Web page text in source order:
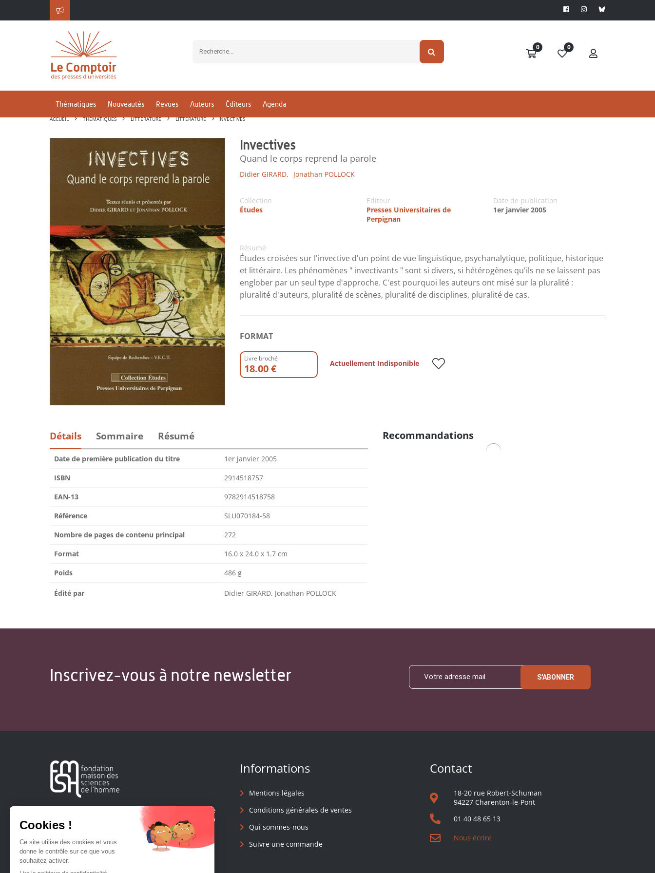
0 0
Thématiques Nouveautés Revues Auteurs Éditeurs Agenda
ACCUEIL THÉMATIQUES LITTÉRATURE LITTÉRATURE INVECTIVES
Invectives
Quand le corps reprend la parole
Didier GIRARD, Jonathan POLLOCK
Collection
Études
Editeur
Presses Universitaires de
Perpignan
Date de publication
1er janvier 2005
Résumé
Études croisées sur l'invective d'un point de vue linguistique, psychanalytique, politique, historique
et littéraire. Les phénomènes " invectivants " sont si divers, si hétérogènes qu'ils ne se laissent pas
englober par un seul type d'approche. C'est pourquoi les auteurs ont misé sur la pluralité :
pluralité d'auteurs, pluralité de scènes, pluralité de disciplines, pluralité de cas.
FORMAT
Livre broché
18.00 € Actuellement Indisponible
Détails Sommaire Résumé
Date de première publication du titre 1er janvier 2005
ISBN 2914518757
EAN-13 9782914518758
Référence SLU070184-58
Nombre de pages de contenu principal 272
Format 16.0 x 24.0 x 1.7 cm
Poids 486 g
Édité par Didier GIRARD, Jonathan POLLOCK
Recommandations
Inscrivez-vous à notre newsletter S'ABONNER
Créée en 1963, la Fondation Maison Sciences de l'Homme
soutient la recherche et la diffusion des connaissances en
sciences humaines et sociales.
Informations
Mentions légales
Conditions générales de ventes
Qui sommes-nous
Suivre une commande
Contact
18-20 rue Robert-Schuman
94227 Charenton-le-Pont
01 40 48 65 13
Nous écrire